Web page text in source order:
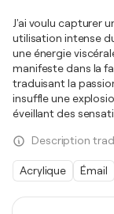
J'ai voulu capturer
utilisation intense
une énergie
manifeste dans la
traduisant la
insuffle une
éveillant des
Description
Acrylique Émail